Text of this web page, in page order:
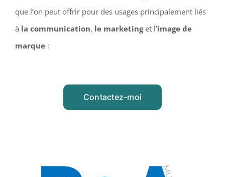
que l’on peut offrir pour des usages principalement liés
à la communication, le marketinget l’image de
marque:
Contactez-moi